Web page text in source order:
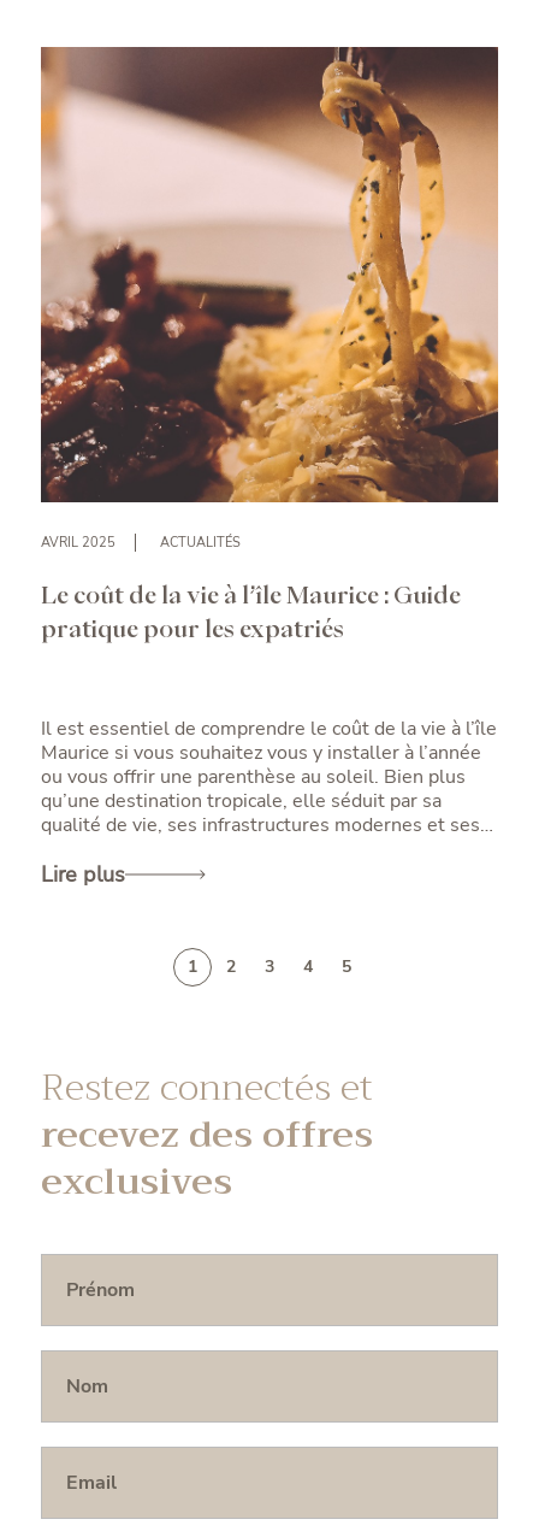
attire de plus en plus de Français, à travers les
aspects de qualité de vie, d’opportunités
professionnelles, de fiscalité et d’intégration.
AVRIL 2025 ACTUALITÉS
Le coût de la vie à l’île Maurice : Guide
pratique pour les expatriés
Il est essentiel de comprendre le coût de la vie à l’île
Maurice si vous souhaitez vous y installer à l’année
ou vous offrir une parenthèse au soleil. Bien plus
qu’une destination tropicale, elle séduit par sa
qualité de vie, ses infrastructures modernes et ses
budget faut-il prévoir pour y vivre confortablement ?
une analyse détaillée des postes de dépenses :
logement, dépenses courantes, santé, éducation et
Lire plus
1 2 3 4 5
Restez connectés et
recevez des offres
exclusives